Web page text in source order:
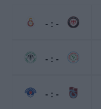
- : -
- : -
- : -